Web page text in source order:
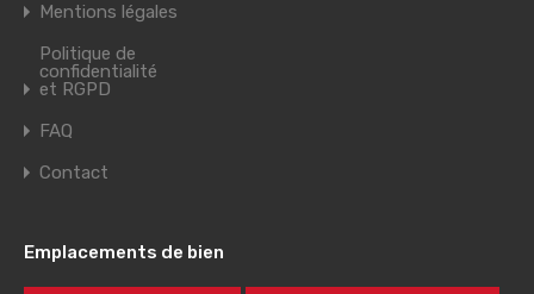
Mentions légales
Politique de
confidentialité
et RGPD
FAQ
Contact
Emplacements de bien